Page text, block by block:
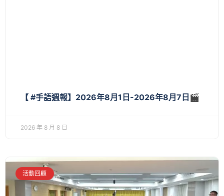
【 #手語週報】2026年8月1日-2026年8月7日🎬
2026 年 8 月 8 日
活動回顧